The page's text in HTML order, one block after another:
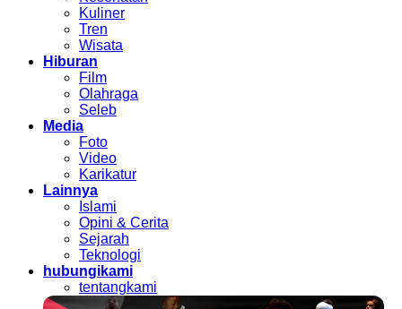
Kuliner
Tren
Wisata
Hiburan
Film
Olahraga
Seleb
Media
Foto
Video
Karikatur
Lainnya
Islami
Opini & Cerita
Sejarah
Teknologi
hubungikami
tentangkami